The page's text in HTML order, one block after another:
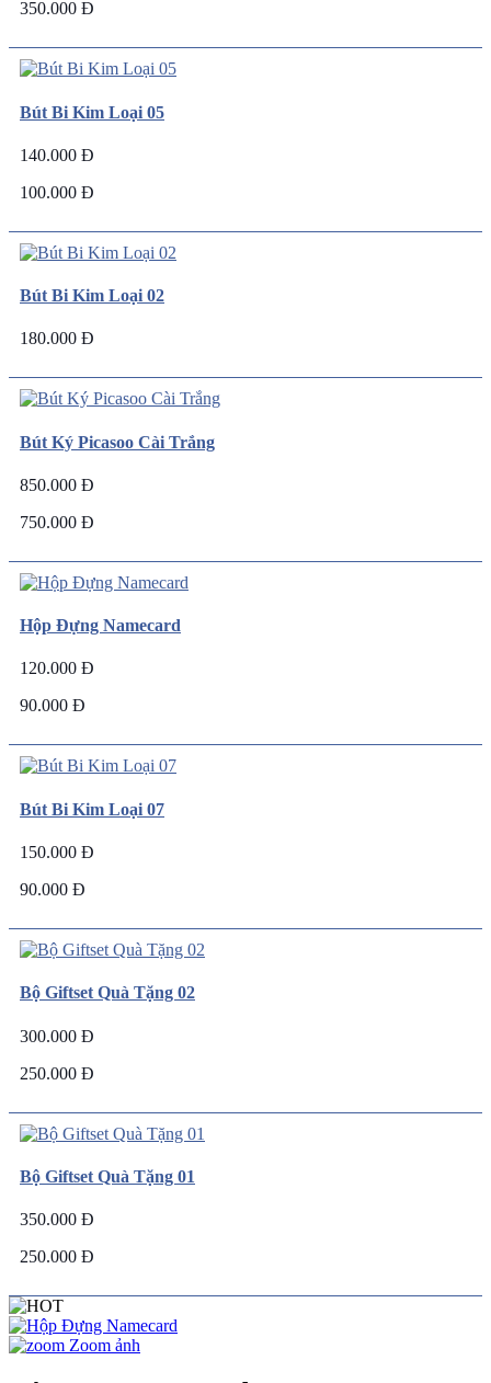
350.000 Đ
Bút Bi Kim Loại 05
140.000 Đ
100.000 Đ
Bút Bi Kim Loại 02
180.000 Đ
Bút Ký Picasoo Cài Trắng
850.000 Đ
750.000 Đ
Hộp Đựng Namecard
120.000 Đ
90.000 Đ
Bút Bi Kim Loại 07
150.000 Đ
90.000 Đ
Bộ Giftset Quà Tặng 02
300.000 Đ
250.000 Đ
Bộ Giftset Quà Tặng 01
350.000 Đ
250.000 Đ
Zoom ảnh